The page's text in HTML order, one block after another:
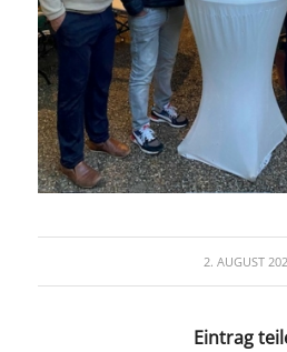
2. AUGUST
Eintrag